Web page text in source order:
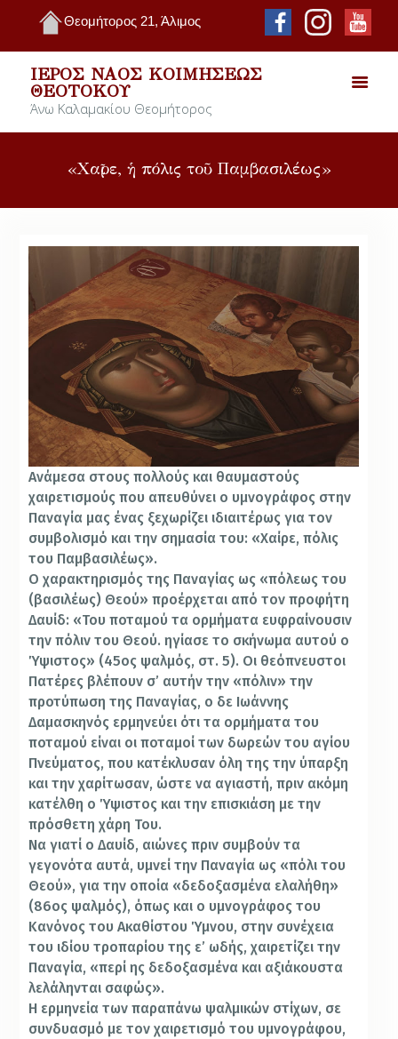
Θεομήτορος 21, Άλιμος
ΙΕΡΌΣ ΝΑΌΣ ΚΟΙΜΉΣΕΩΣ
ΘΕΟΤΌΚΟΥ
Άνω Καλαμακίου Θεομήτορος
«Χαῖρε, ἡ πόλις τοῦ Παμβασιλέως»
Ανάμεσα στους πολλούς και θαυμαστούς
χαιρετισμούς που απευθύνει ο υμνογράφος στην
Παναγία μας ένας ξεχωρίζει ιδιαιτέρως για τον
συμβολισμό και την σημασία του: «Χαίρε, πόλις
του Παμβασιλέως».
Ο χαρακτηρισμός της Παναγίας ως «πόλεως του
(βασιλέως) Θεού» προέρχεται από τον προφήτη
Δαυίδ: «Του ποταμού τα ορμήματα ευφραίνουσιν
την πόλιν του Θεού. ηγίασε το σκήνωμα αυτού ο
Ύψιστος» (45ος ψαλμός, στ. 5). Οι θεόπνευστοι
Πατέρες βλέπουν σ’ αυτήν την «πόλιν» την
προτύπωση της Παναγίας, ο δε Ιωάννης
Δαμασκηνός ερμηνεύει ότι τα ορμήματα του
ποταμού είναι οι ποταμοί των δωρεών του αγίου
Πνεύματος, που κατέκλυσαν όλη της την ύπαρξη
και την χαρίτωσαν, ώστε να αγιαστή, πριν ακόμη
κατέλθη ο Ύψιστος και την επισκιάση με την
πρόσθετη χάρη Του.
Να γιατί ο Δαυίδ, αιώνες πριν συμβούν τα
γεγονότα αυτά, υμνεί την Παναγία ως «πόλι του
Θεού», για την οποία «δεδοξασμένα ελαλήθη»
(86ος ψαλμός), όπως και ο υμνογράφος του
Κανόνος του Ακαθίστου Ύμνου, στην συνέχεια
του ιδίου τροπαρίου της ε’ ωδής, χαιρετίζει την
Παναγία, «περί ης δεδοξασμένα και αξιάκουστα
λελάληνται σαφώς».
Η ερμηνεία των παραπάνω ψαλμικών στίχων, σε
συνδυασμό με τον χαιρετισμό του υμνογράφου,